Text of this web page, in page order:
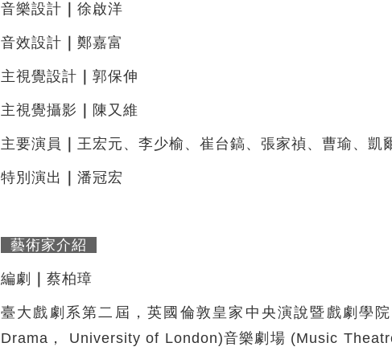
音樂設計 徐啟洋
音效設計 鄭嘉富
主視覺設計 郭保伸
主視覺攝影 陳又維
主要演員 王宏元、李少榆、崔台鎬、張家禎、曹瑜、凱
特別演出 潘冠宏
藝術家介紹
編劇 蔡柏璋
臺大戲劇系第二屆，英國倫敦皇家中央演說暨戲劇學
Drama， University of London)音樂劇場 (Music